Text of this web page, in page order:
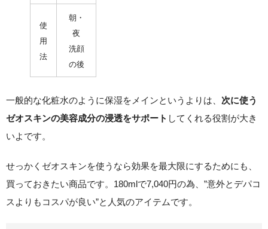
使
用
法
朝・
夜
洗顔
の後
一般的な化粧水のように保湿をメインというよりは、 次に使う
ゼオスキンの美容成分の浸透をサポート してくれる役割が大き
いよです。
せっかくゼオスキンを使うなら効果を最大限にするためにも、
買っておきたい商品です。 180mlで7,040円の為、”意外とデパコ
スよりもコスパが良い”と人気のアイテムです。